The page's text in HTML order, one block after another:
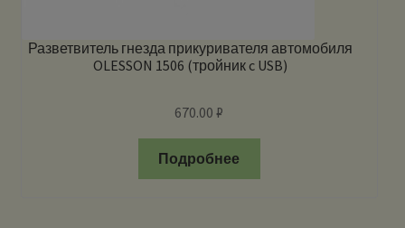
Разветвитель гнезда прикуривателя автомобиля
OLESSON 1506 (тройник c USB)
670.00₽
Подробнее